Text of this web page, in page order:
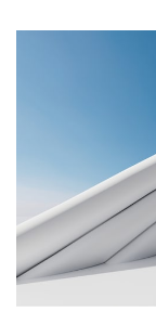
c
i